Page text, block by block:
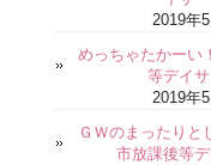
2019年
めっちゃたかーい
等デイサ
2019年
ＧＷのまったりと
市放課後等デ